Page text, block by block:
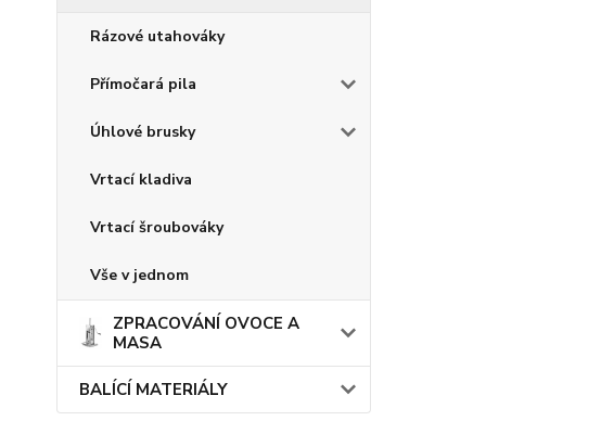
Rázové utahováky
Přímočará pila
Úhlové brusky
Vrtací kladiva
Vrtací šroubováky
Vše v jednom
ZPRACOVÁNÍ OVOCE A
MASA
BALÍCÍ MATERIÁLY